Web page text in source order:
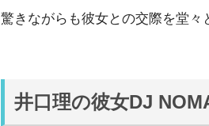
驚きながらも彼女との交際を堂々
井口理の彼女DJ